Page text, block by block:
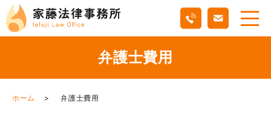
弁護士費用
ホーム 弁護士費用